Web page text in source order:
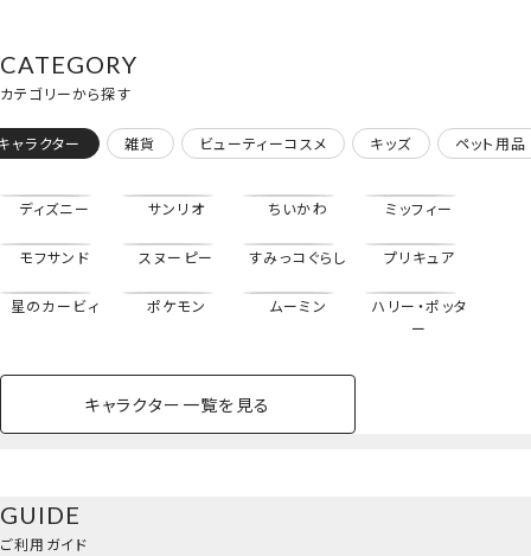
CATEGORY
カテゴリーから探す
ャラクター 雑貨 ビューティーコスメ キッズ ペット用品
ディズニー サンリオ ちいかわ ミッフィー
モフサンド スヌーピー すみっコぐらし プリキュア
星のカービィ ポケモン ムーミン
ハリー・ポッタ
ー
キャラクター一覧を見る
イクアップ
バッグ・タオル・
小物
GUIDE
ご利用ガイド